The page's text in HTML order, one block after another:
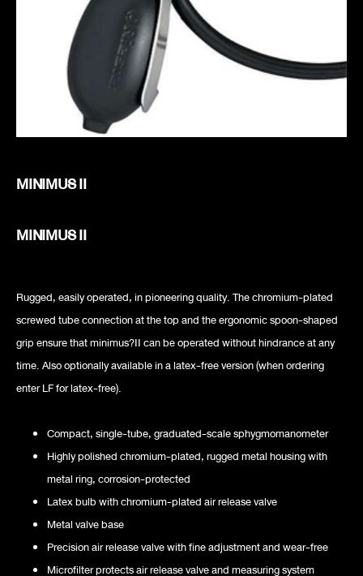
MINIMUS II
MINIMUS II
Rugged, easily operated, in pioneering quality. The chromium-plated
screwed tube connection at the top and the ergonomic spoon-shaped
grip ensure that minimus?II can be operated without hindrance at any
time. Also optionally available in a latex-free version (when ordering
enter LF for latex-free).
Compact, single-tube, graduated-scale sphygmomanometer
Highly polished chromium-plated, rugged metal housing with
metal ring, corrosion-protected
Latex bulb with chromium-plated air release valve
Metal valve base
Precision air release valve with fine adjustment and wear-free
Microfilter protects air release valve and measuring system